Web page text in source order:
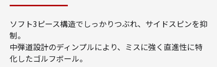
ソフト3ピース構造でしっかりつぶれ、サイドスピンを抑
制。
中弾道設計のディンプルにより、ミスに強く直進性に特
化したゴルフボール。